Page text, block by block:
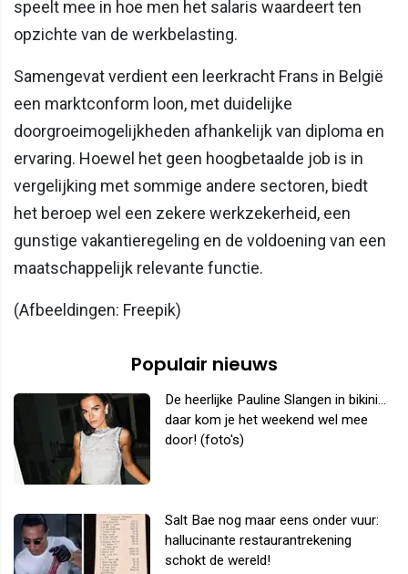
speelt mee in hoe men het salaris waardeert ten
opzichte van de werkbelasting.
Samengevat verdient een leerkracht Frans in België
een marktconform loon, met duidelijke
doorgroeimogelijkheden afhankelijk van diploma en
ervaring. Hoewel het geen hoogbetaalde job is in
vergelijking met sommige andere sectoren, biedt
het beroep wel een zekere werkzekerheid, een
gunstige vakantieregeling en de voldoening van een
maatschappelijk relevante functie.
(Afbeeldingen: Freepik)
Populair nieuws
De heerlijke Pauline Slangen in bikini...
daar kom je het weekend wel mee
door! (foto's)
Salt Bae nog maar eens onder vuur:
hallucinante restaurantrekening
schokt de wereld!